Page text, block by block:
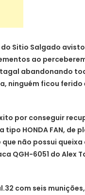
Sitio Salgado
ao
abandonando
ninguém ficou ferido
por conseguir
HONDA FAN, de
que não possui queixa
QGH-6051 do Alex
com seis